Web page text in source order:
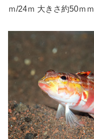
ｍ/24ｍ 大きさ約50ｍｍ